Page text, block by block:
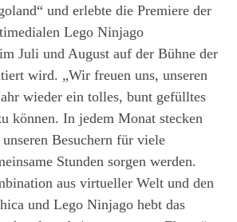
und erlebte die Premiere der
Lego Ninjago
Juli und August auf der Bühne der
wird. „Wir freuen uns, unseren
wieder ein tolles, bunt gefülltes
können. In jedem Monat stecken
Besuchern für viele
Stunden sorgen werden.
aus virtueller Welt und den
und Lego Ninjago hebt das